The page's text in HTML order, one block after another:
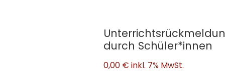
durch Schüler*innen
0,00 € inkl. 7% MwSt.